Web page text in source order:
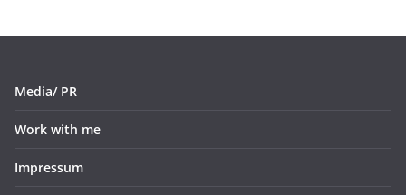
Media/ PR
Work with me
Impressum